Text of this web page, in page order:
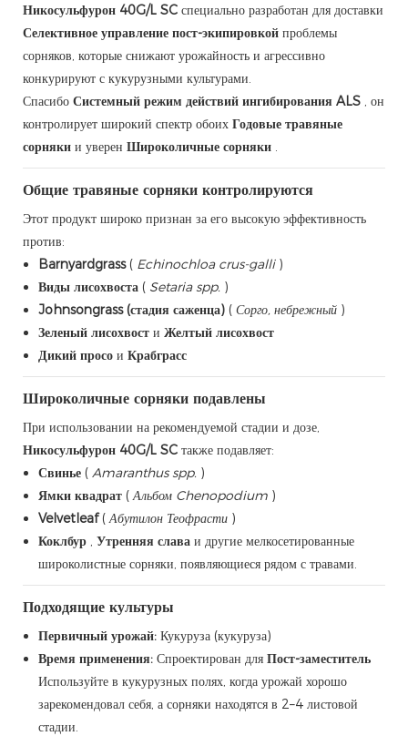
Никосульфурон 40G/L SC специально разработан для доставки
Селективное управление пост-экипировкой проблемы
сорняков, которые снижают урожайность и агрессивно
конкурируют с кукурузными культурами.
Спасибо Системный режим действий ингибирования ALS , он
контролирует широкий спектр обоих Годовые травяные
сорняки и уверен Широколичные сорняки .
Общие травяные сорняки контролируются
Этот продукт широко признан за его высокую эффективность
против:
Barnyardgrass( Echinochloa crus-galli )
Виды лисохвоста ( Setaria spp. )
Johnsongrass (стадия саженца) ( Сорго, небрежный )
Зеленый лисохвост и Желтый лисохвост
Дикий просо и Крабграсс
Широколичные сорняки подавлены
При использовании на рекомендуемой стадии и дозе,
Никосульфурон 40G/L SC также подавляет:
Свинье ( Amaranthus spp. )
Ямки квадрат (Альбом Chenopodium )
Velvetleaf(Абутилон Теофрасти )
Коклбур , Утренняя слава и другие мелкосетированные
широколистные сорняки, появляющиеся рядом с травами.
Подходящие культуры
Первичный урожай: Кукуруза (кукуруза)
Время применения: Спроектирован для Пост-заместитель
Используйте в кукурузных полях, когда урожай хорошо
зарекомендовал себя, а сорняки находятся в 2–4 листовой
стадии.